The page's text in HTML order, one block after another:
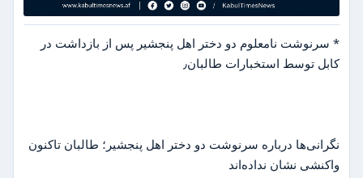
* سرنوشت نامعلوم دو دختر اهل پنجشیر پس از بازداشت در
کابل توسط استخبارات طالبان٫
نگرانی‌ها درباره سرنوشت دو دختر اهل پنجشیر؛ طالبان تاکنون
واکنشی نشان نداده‌اند